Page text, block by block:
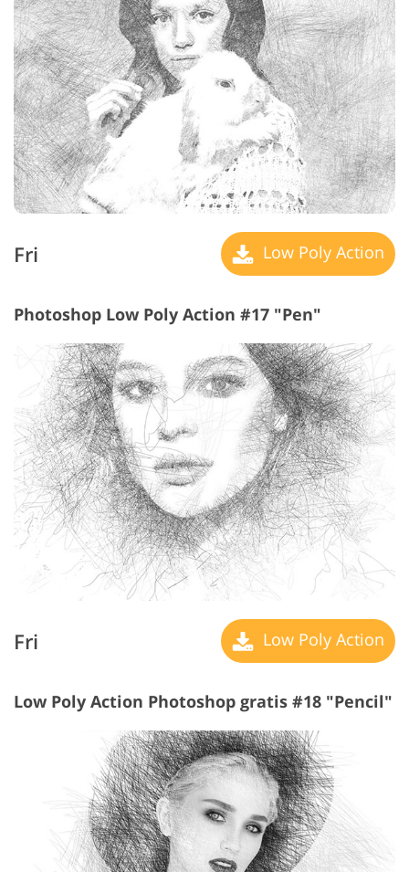
Fri Low Poly Action
Photoshop Low Poly Action #17 "Pen"
Fri Low Poly Action
Low Poly Action Photoshop gratis #18 "Pencil"